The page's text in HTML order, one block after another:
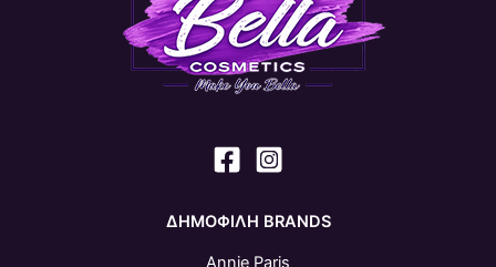
ΔΗΜΟΦΙΛΗ BRANDS